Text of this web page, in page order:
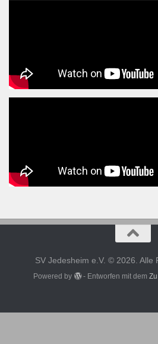
SV Jedesheim e.V. © 2026. Alle
Powered by - Entworfen mit dem